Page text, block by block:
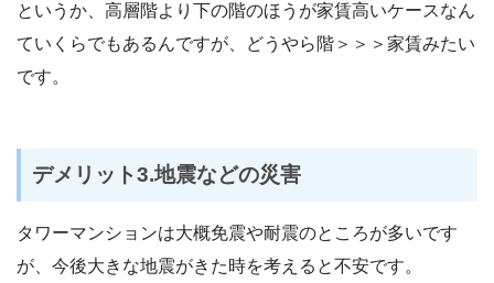
というか、高層階より下の階のほうが家賃高いケースなん
ていくらでもあるんですが、どうやら階＞＞＞家賃みたい
です。
デメリット3.地震などの災害
タワーマンションは大概免震や耐震のところが多いです
が、今後大きな地震がきた時を考えると不安です。